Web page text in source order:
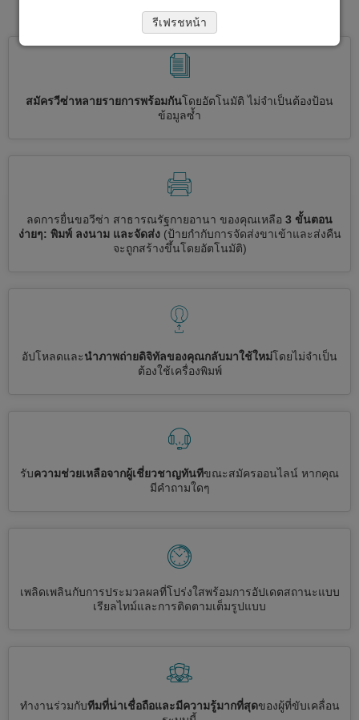
สมัครวีซ่าหลายรายการพร้อมกันโดยอัตโนมัติ ไม่จำเป็นต้องป้อน
ข้อมูลซ้ำ
ลดการยื่นขอวีซ่า สาธารณรัฐกายอานา ของคุณเหลือ 3 ขั้นตอน
ง่ายๆ: พิมพ์ ลงนาม และจัดส่ง (ป้ายกำกับการจัดส่งขาเข้าและส่งคืน
จะถูกสร้างขึ้นโดยอัตโนมัติ)
อัปโหลดและนำภาพถ่ายดิจิทัลของคุณกลับมาใช้ใหม่โดยไม่จำเป็น
ต้องใช้เครื่องพิมพ์
รับความช่วยเหลือจากผู้เชี่ยวชาญทันทีขณะสมัครออนไลน์ หากคุณ
มีคำถามใดๆ
เพลิดเพลินกับการประมวลผลที่โปร่งใสพร้อมการอัปเดตสถานะแบบ
เรียลไทม์และการติดตามเต็มรูปแบบ
ทำงานร่วมกับทีมที่น่าเชื่อถือและมีความรู้มากที่สุดของผู้ที่ขับเคลื่อน
รีเฟรชหน้า